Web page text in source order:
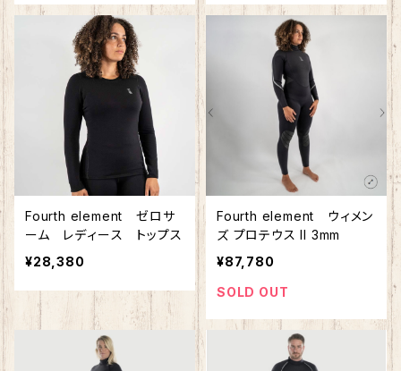
Fourth element ゼロサ
ーム レディース トップス
¥28,380
Fourth element ウィメン
ズ プロテウス II 3mm
¥87,780
SOLD OUT